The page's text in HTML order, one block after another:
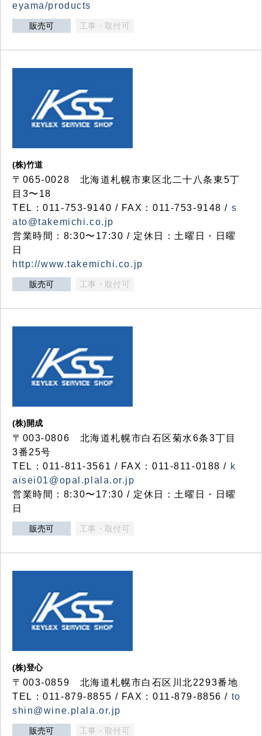
eyama/products
販売可 工事・取付可
(株)竹道
〒065-0028 北海道札幌市東区北二十八条東5丁
目3〜18
TEL：011-753-9140 / FAX：011-753-9148 / s
ato@takemichi.co.jp
営業時間：8:30〜17:30 / 定休日：土曜日・日曜
日
http://www.takemichi.co.jp
販売可 工事・取付可
(株)開成
〒003-0806 北海道札幌市白石区菊水6条3丁目
3番25号
TEL：011-811-3561 / FAX：011-811-0188 / k
aisei01@opal.plala.or.jp
営業時間：8:30〜17:30 / 定休日：土曜日・日曜
日
販売可 工事・取付可
(株)登心
〒003-0859 北海道札幌市白石区川北2293番地
TEL：011-879-8855 / FAX：011-879-8856 / to
shin@wine.plala.or.jp
販売可 工事・取付可